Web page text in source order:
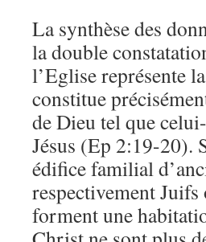
La synthèse des
la double
l’Eglise représente
constitue
de Dieu tel que
Jésus (Ep 2:19-20).
édifice familial
respectivement
forment une